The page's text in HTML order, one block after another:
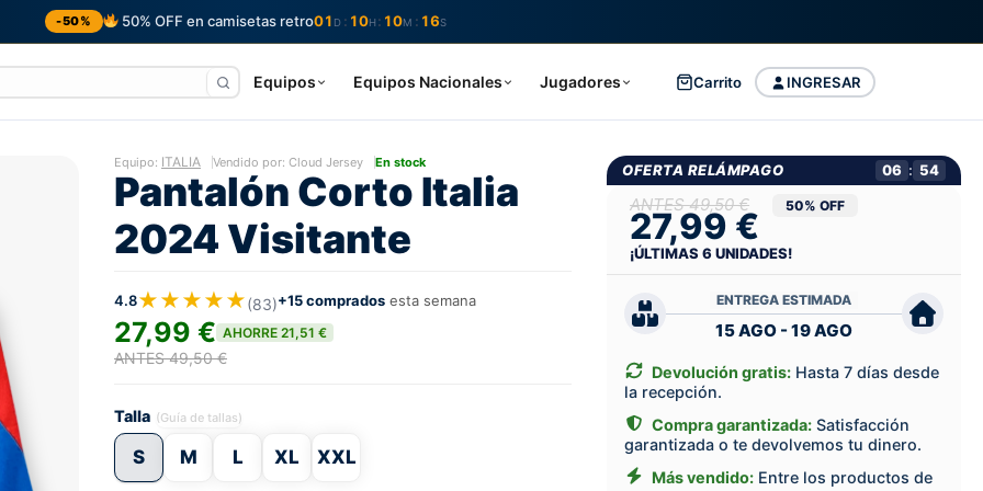
-50% 50% OFF en camisetas retro01 D : 10H : 10M : 15S
Equipos Equipos Nacionales Jugadores INGRESAR
Carrito
Equipo: ITALIA Vendido por: Cloud Jersey En stock
Pantalón Corto Italia
2024 Visitante
4.8★★★★★(83)+15 comprados esta semana
27,99 € AHORRE 21,51 €
ANTES 49,50 €
Talla (Guía de tallas)
S M L XL XXL
OFERTA RELÁMPAGO 06 : 53
49,50 €
27,99 € 50% OFF
¡ÚLTIMAS6 UNIDADES!
ENTREGA ESTIMADA
15 AGO - 19 AGO
Devolución gratis: Hasta 7 días desde
la recepción.
Compra garantizada: Satisfacción
garantizada o te devolvemos tu dinero.
Más vendido: Entre los productos de